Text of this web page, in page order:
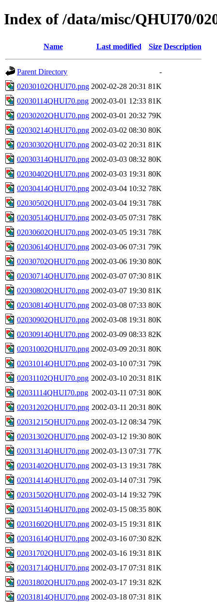
Index of /data/misc/QHUI70/
Name Last modified Size Description
Parent Directory
-
02030102QHUI70.png 2002-02-28 20:31 81K
02030114QHUI70.png 2002-03-01 12:33 81K
02030202QHUI70.png 2002-03-01 20:32 79K
02030214QHUI70.png 2002-03-02 08:30 80K
02030302QHUI70.png 2002-03-02 20:31 81K
02030314QHUI70.png 2002-03-03 08:32 80K
02030402QHUI70.png 2002-03-03 19:31 80K
02030414QHUI70.png 2002-03-04 10:32 78K
02030502QHUI70.png 2002-03-04 19:31 78K
02030514QHUI70.png 2002-03-05 07:31 78K
02030602QHUI70.png 2002-03-05 19:31 78K
02030614QHUI70.png 2002-03-06 07:31 79K
02030702QHUI70.png 2002-03-06 19:30 80K
02030714QHUI70.png 2002-03-07 07:30 81K
02030802QHUI70.png 2002-03-07 19:30 81K
02030814QHUI70.png 2002-03-08 07:33 80K
02030902QHUI70.png 2002-03-08 19:31 80K
02030914QHUI70.png 2002-03-09 08:33 82K
02031002QHUI70.png 2002-03-09 20:31 80K
02031014QHUI70.png 2002-03-10 07:31 79K
02031102QHUI70.png 2002-03-10 20:31 81K
02031114QHUI70.png 2002-03-11 07:31 80K
02031202QHUI70.png 2002-03-11 20:31 80K
02031215QHUI70.png 2002-03-12 08:34 79K
02031302QHUI70.png 2002-03-12 19:30 80K
02031314QHUI70.png 2002-03-13 07:31 77K
02031402QHUI70.png 2002-03-13 19:31 78K
02031414QHUI70.png 2002-03-14 07:31 79K
02031502QHUI70.png 2002-03-14 19:32 79K
02031514QHUI70.png 2002-03-15 08:35 80K
02031602QHUI70.png 2002-03-15 19:31 81K
02031614QHUI70.png 2002-03-16 07:30 82K
02031702QHUI70.png 2002-03-16 19:31 81K
02031714QHUI70.png 2002-03-17 07:31 81K
02031802QHUI70.png 2002-03-17 19:31 82K
02031814QHUI70.png 2002-03-18 07:31 81K